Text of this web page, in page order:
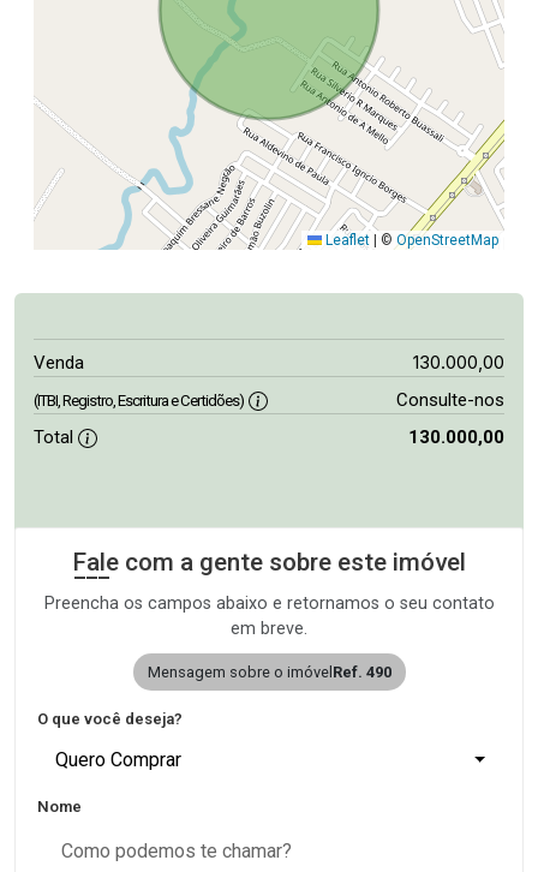
Leaflet © OpenStreetMap
Venda 130.000,00
(ITBI, Registro, Escritura e Certidões)
Consulte-nos
Total
130.000,00
Fale com a gente sobre este imóvel
Preencha os campos abaixo e retornamos o seu contato
em breve.
Mensagem sobre o imóvel Ref. 490
O que você deseja?
Quero Comprar
Nome